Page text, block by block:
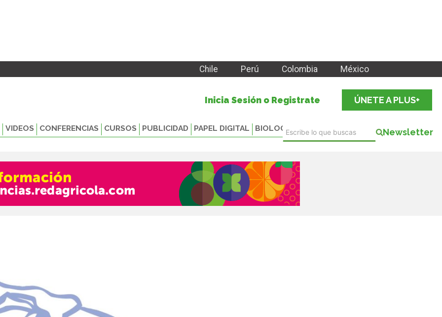
Chile Perú Colombia México
Inicia Sesión o Registrate ÚNETE A PLUS+
VIDEOS CONFERENCIAS CURSOS PUBLICIDAD PAPEL DIGITAL BIOLOGICALS Newsletter